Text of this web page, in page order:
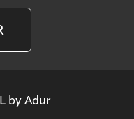
by Adur